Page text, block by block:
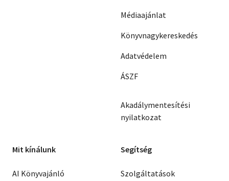
Médiaajánlat
Könyvnagykereskedés
Adatvédelem
ÁSZF
Akadálymentesítési
nyilatkozat
Mit kínálunk
AI Könyvajánló
Segítség
Szolgáltatások